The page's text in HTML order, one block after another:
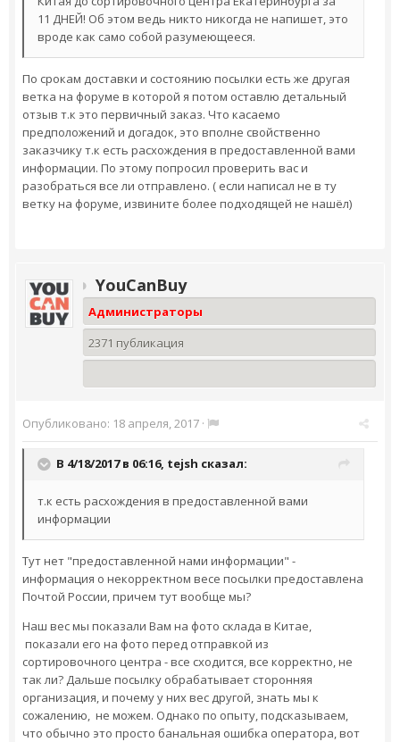
11 ДНЕЙ! Об этом ведь никто никогда не напишет, это
вроде как само собой разумеющееся.
По срокам доставки и состоянию посылки есть же другая
ветка на форуме в которой я потом оставлю детальный
отзыв т.к это первичный заказ. Что касаемо
предположений и догадок, это вполне свойственно
заказчику т.к есть расхождения в предоставленной вами
информации. По этому попросил проверить вас и
разобраться все ли отправлено. ( если написал не в ту
ветку на форуме, извините более подходящей не нашёл)
YouCanBuy
Администраторы
2371 публикация
Опубликовано: 18 апреля, 2017 ·
В 4/18/2017 в 06:16, tejsh сказал:
т.к есть расхождения в предоставленной вами
информации
Тут нет "предоставленной нами информации" -
информация о некорректном весе посылки предоставлена
Почтой России, причем тут вообще мы?
Наш вес мы показали Вам на фото склада в Китае,
показали его на фото перед отправкой из
сортировочного центра - все сходится, все корректно, не
так ли? Дальше посылку обрабатывает сторонняя
организация, и почему у них вес другой, знать мы к
сожалению, не можем. Однако по опыту, подсказываем,
что обычно это просто банальная ошибка оператора, вот